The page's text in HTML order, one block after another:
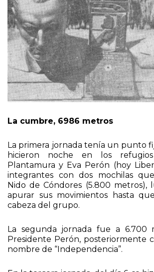
La primera jornada tenía un punto
hicieron noche en los refugios
Plantamura y Eva Perón (hoy
integrantes con dos mochilas
Nido de Cóndores (5.800 metros),
apurar sus movimientos hasta
La segunda jornada fue a 6.700
Presidente Perón, posteriormente